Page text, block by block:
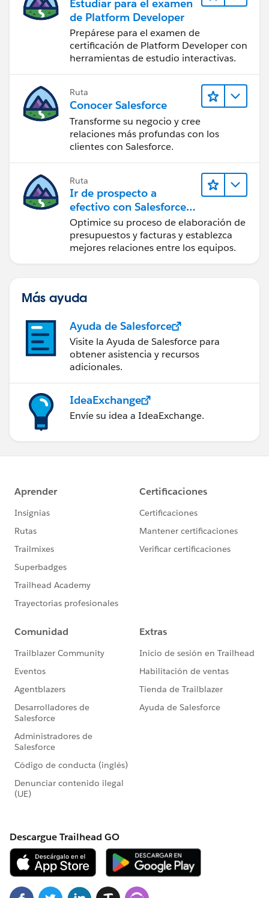
Estudiar para el examen
de Platform Developer
Prepárese para el examen de
certificación de Platform Developer con
herramientas de estudio interactivas.
Ruta
Conocer Salesforce
Transforme su negocio y cree
relaciones más profundas con los
clientes con Salesforce.
Ruta
Ir de prospecto a
efectivo con Salesforce
CPQ y Salesforce Billing
Optimice su proceso de elaboración de
presupuestos y facturas y establezca
mejores relaciones entre los equipos.
Más ayuda
Ayuda de Salesforce
Visite la Ayuda de Salesforce para
obtener asistencia y recursos
adicionales.
IdeaExchange
Envíe su idea a IdeaExchange.